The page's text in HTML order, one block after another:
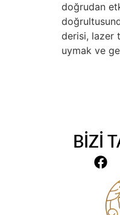
doğrudan
derisi, lazer
uymak ve
BİZİ